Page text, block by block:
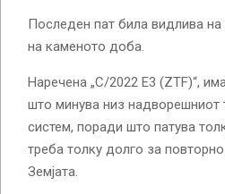
Последен пат била видлива
на каменото доба.
Наречена „C/2022 E3 (ZTF)“,
што минува низ надворешниот
систем, поради што патува
треба толку долго за
Земјата.